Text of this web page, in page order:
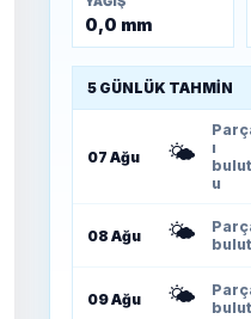
0,0 mm
5 GÜNLÜK TAHMIN
07 Ağu 🌤️
ı
u
08 Ağu 🌤️
09 Ağu 🌤️